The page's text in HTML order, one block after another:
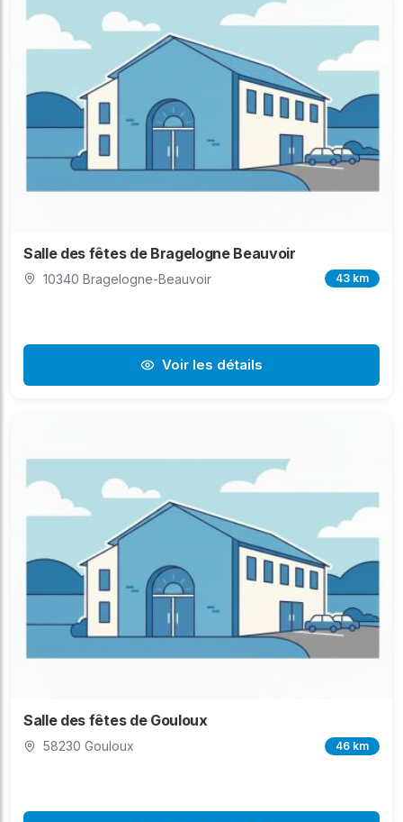
Salle des fêtes de Bragelogne Beauvoir
10340 Bragelogne-Beauvoir 43 km
Voir les détails
Salle des fêtes de Gouloux
58230 Gouloux 46 km